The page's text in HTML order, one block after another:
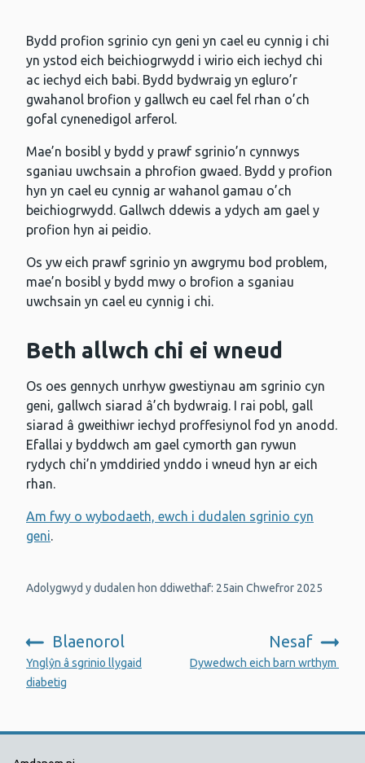
Bydd profion sgrinio cyn geni yn cael eu cynnig i chi
yn ystod eich beichiogrwydd i wirio eich iechyd chi
ac iechyd eich babi. Bydd bydwraig yn egluro’r
gwahanol brofion y gallwch eu cael fel rhan o’ch
gofal cynenedigol arferol.
Mae’n bosibl y bydd y prawf sgrinio’n cynnwys
sganiau uwchsain a phrofion gwaed. Bydd y profion
hyn yn cael eu cynnig ar wahanol gamau o’ch
beichiogrwydd. Gallwch ddewis a ydych am gael y
profion hyn ai peidio.
Os yw eich prawf sgrinio yn awgrymu bod problem,
mae’n bosibl y bydd mwy o brofion a sganiau
uwchsain yn cael eu cynnig i chi.
Beth allwch chi ei wneud
Os oes gennych unrhyw gwestiynau am sgrinio cyn
geni, gallwch siarad â’ch bydwraig. I rai pobl, gall
siarad â gweithiwr iechyd proffesiynol fod yn anodd.
Efallai y byddwch am gael cymorth gan rywun
rydych chi’n ymddiried ynddo i wneud hyn ar eich
rhan.
Am fwy o wybodaeth, ewch i dudalen sgrinio cyn
geni.
Adolygwyd y dudalen hon ddiwethaf: 25ain Chwefror 2025
Blaenorol
:
Ynglŷn â sgrinio llygaid
diabetig
Nesaf
Dywedwch eich barn wrthym